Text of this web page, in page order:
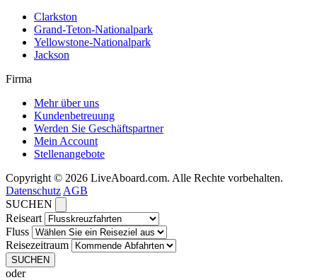
Clarkston
Grand-Teton-Nationalpark
Yellowstone-Nationalpark
Jackson
Firma
Mehr über uns
Kundenbetreuung
Werden Sie Geschäftspartner
Mein Account
Stellenangebote
Copyright © 2026 LiveAboard.com. Alle Rechte vorbehalten.
Datenschutz AGB
SUCHEN
Reiseart
Fluss
Reisezeitraum
SUCHEN
oder